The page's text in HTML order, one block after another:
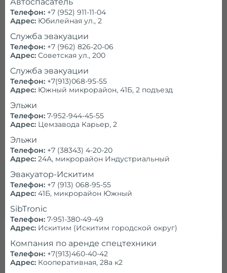
лучшая для владельца техники возможность
оперативно решить свои проблемы по доступной
цене. Помощь компании требуется при выносе
транспортного средства в кювет или овраг, когда
самостоятельно не удается выбраться на дорогу.
Эвакуатор в Искитиме и области необходим, если
техника оказалась в водоеме или снежном заносе,
получила сильные дефекты при ДТП. В отдельных
ситуациях погрузка на платформу является
сложной, требует привлечения дополнительной
количества используемого оборудования,
необходимости привлечения кранов-
манипуляторов, затраченного на предоставление
услуг времени.
Вызвать эвакуатор
Вызвать эвакуатор срочно в нашей компании можно
по телефону, через обратную форму или калькулятор
цены.
Заказать эвакуатор
Телефон: +7 (952) 911-11-04
Адрес: Юбилейная ул., 2
Служба эвакуации
Телефон: +7 (962) 826-20-06
Адрес: Советская ул., 200
Cлужба эвакуации
Телефон: +7(913)068-95-55
Адрес: Южный микрорайон, 41Б, 2 подъезд
Эльжи
Телефон: 7-952-944-45-55
Адрес: Цемзавода Карьер, 2
Эльжи
Телефон: +7 (38343) 4-20-20
Адрес: 24А, микрорайон Индустриальный
Эвакуатор-Искитим
Телефон: +7 (913) 068-95-55
Адрес: 41Б, микрорайон Южный
SibTronic
Телефон: 7-951-380-49-49
Адрес: Искитим (Искитим городской округ)
Компания по аренде спецтехники
Телефон: +7(913)460-40-42
Адрес: Кооперативная, 28а к2